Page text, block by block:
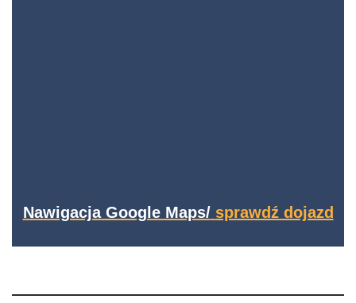
Nawigacja Google Maps/ sprawdź dojazd